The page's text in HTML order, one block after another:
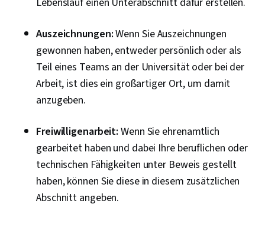
Auszeichnungen:Wenn Sie Auszeichnungen
gewonnen haben, entweder persönlich oder als
Teil eines Teams an der Universität oder bei der
Arbeit, ist dies ein großartiger Ort, um damit
anzugeben.
Freiwilligenarbeit: Wenn Sie ehrenamtlich
gearbeitet haben und dabei Ihre beruflichen oder
technischen Fähigkeiten unter Beweis gestellt
haben, können Sie diese in diesem zusätzlichen
Abschnitt angeben.